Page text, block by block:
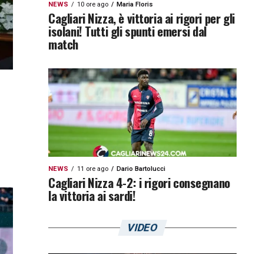
NEWS 10 ore ago Maria Floris
Cagliari Nizza, è vittoria ai rigori per gli
isolani! Tutti gli spunti emersi dal
match
NEWS 11 ore ago Dario Bartolucci
Cagliari Nizza 4-2: i rigori consegnano
la vittoria ai sardi!
VIDEO